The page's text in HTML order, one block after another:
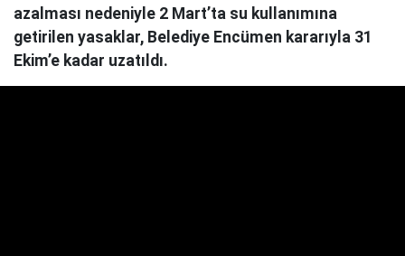
azalması nedeniyle 2 Mart’ta su kullanımına
getirilen yasaklar, Belediye Encümen kararıyla 31
Ekim’e kadar uzatıldı.